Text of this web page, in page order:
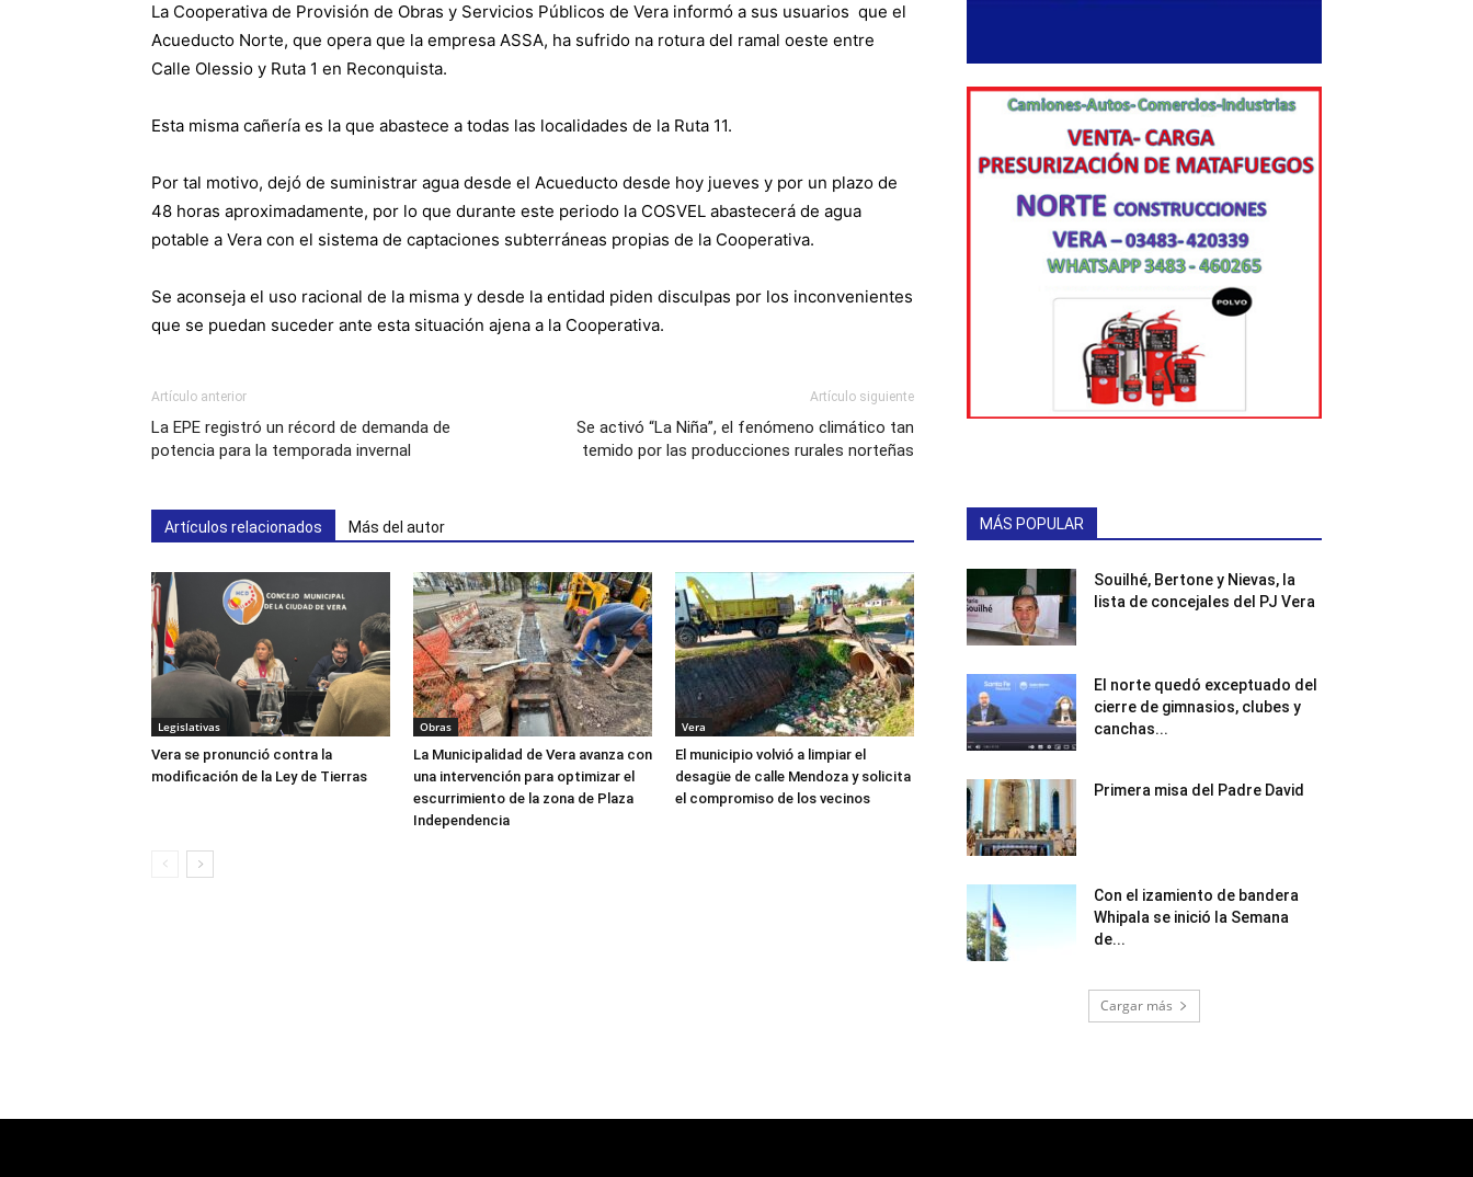
La Cooperativa de Provisión de Obras y Servicios Públicos de Vera informó a sus usuarios que el
Acueducto Norte, que opera que la empresa ASSA, ha sufrido na rotura del ramal oeste entre
Calle Olessio y Ruta 1 en Reconquista.
Esta misma cañería es la que abastece a todas las localidades de la Ruta 11.
Por tal motivo, dejó de suministrar agua desde el Acueducto desde hoy jueves y por un plazo de
48 horas aproximadamente, por lo que durante este periodo la COSVEL abastecerá de agua
potable a Vera con el sistema de captaciones subterráneas propias de la Cooperativa.
Se aconseja el uso racional de la misma y desde la entidad piden disculpas por los inconvenientes
que se puedan suceder ante esta situación ajena a la Cooperativa.
Artículo anterior
La EPE registró un récord de demanda de
potencia para la temporada invernal
Artículo siguiente
Se activó “La Niña”, el fenómeno climático tan
temido por las producciones rurales norteñas
Artículos relacionados Más del autor
Legislativas
Vera se pronunció contra la
modificación de la Ley de Tierras
Obras
La Municipalidad de Vera avanza con
una intervención para optimizar el
escurrimiento de la zona de Plaza
Independencia
Vera
El municipio volvió a limpiar el
desagüe de calle Mendoza y solicita
el compromiso de los vecinos
MÁS POPULAR
Souilhé, Bertone y Nievas, la
lista de concejales del PJ Vera
El norte quedó exceptuado del
cierre de gimnasios, clubes y
canchas...
Primera misa del Padre David
Con el izamiento de bandera
Whipala se inició la Semana
de...
Cargar más